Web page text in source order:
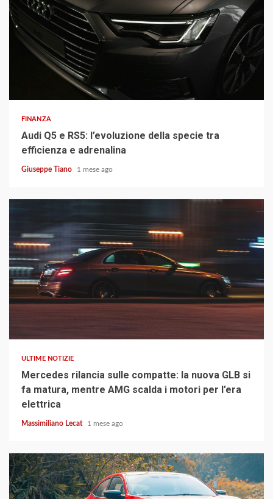
FINANZA
Audi Q5 e RS5: l’evoluzione della specie tra
efficienza e adrenalina
Giuseppe Tiano 1 mese ago
ULTIME NOTIZIE
Mercedes rilancia sulle compatte: la nuova GLB si
fa matura, mentre AMG scalda i motori per l’era
elettrica
Massimiliano Lecat 1 mese ago